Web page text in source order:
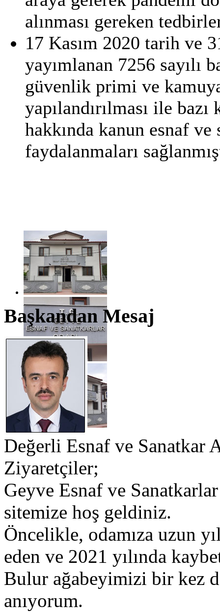
alınması gereken
17 Kasım 2020 tarih ve
yayımlanan 7256 sayılı
güvenlik primi ve
yapılandırılması ile
hakkında kanun esnaf
faydalanmaları
Başkandan Mesaj
Değerli Esnaf ve Sanatkar
Ziyaretçiler;
​Geyve Esnaf ve
sitemize hoş geldiniz.
​Öncelikle, odamıza uzun
eden ve 2021 yılında
Bulur ağabeyimizi bir kez
anıyorum.